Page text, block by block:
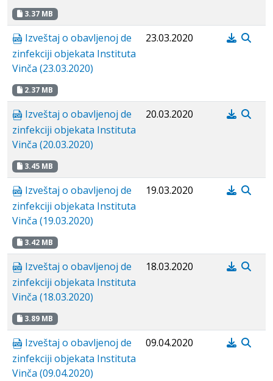
3.37 MB
Izveštaj o obavljenoj de
zinfekciji objekata Instituta
Vinča (23.03.2020)
2.37 MB
23.03.2020
Izveštaj o obavljenoj de
zinfekciji objekata Instituta
Vinča (20.03.2020)
3.45 MB
20.03.2020
Izveštaj o obavljenoj de
zinfekciji objekata Instituta
Vinča (19.03.2020)
3.42 MB
19.03.2020
Izveštaj o obavljenoj de
zinfekciji objekata Instituta
Vinča (18.03.2020)
3.89 MB
18.03.2020
Izveštaj o obavljenoj de
zinfekciji objekata Instituta
Vinča (09.04.2020)
09.04.2020